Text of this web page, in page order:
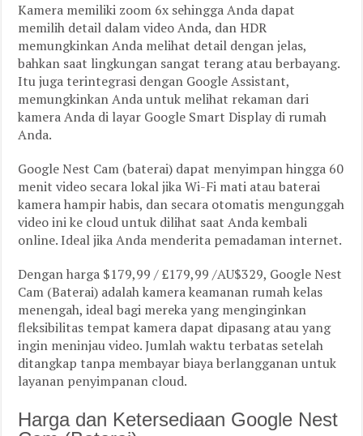
Kamera memiliki zoom 6x sehingga Anda dapat
memilih detail dalam video Anda, dan HDR
memungkinkan Anda melihat detail dengan jelas,
bahkan saat lingkungan sangat terang atau berbayang.
Itu juga terintegrasi dengan Google Assistant,
memungkinkan Anda untuk melihat rekaman dari
kamera Anda di layar Google Smart Display di rumah
Anda.
Google Nest Cam (baterai) dapat menyimpan hingga 60
menit video secara lokal jika Wi-Fi mati atau baterai
kamera hampir habis, dan secara otomatis mengunggah
video ini ke cloud untuk dilihat saat Anda kembali
online. Ideal jika Anda menderita pemadaman internet.
Dengan harga $179,99 / £179,99 /AU$329, Google Nest
Cam (Baterai) adalah kamera keamanan rumah kelas
menengah, ideal bagi mereka yang menginginkan
fleksibilitas tempat kamera dapat dipasang atau yang
ingin meninjau video. Jumlah waktu terbatas setelah
ditangkap tanpa membayar biaya berlangganan untuk
layanan penyimpanan cloud.
Harga dan Ketersediaan Google Nest